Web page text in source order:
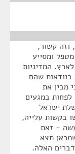
וזה קשור,
ומסייע
המדיניות
בוודאות שהם
מבין את
לפחות במגעים
ישראל
בקשות עלייה,
- זאת
תצא
האלה.